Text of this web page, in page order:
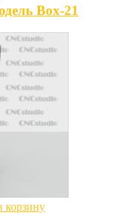
Box-21
корзину